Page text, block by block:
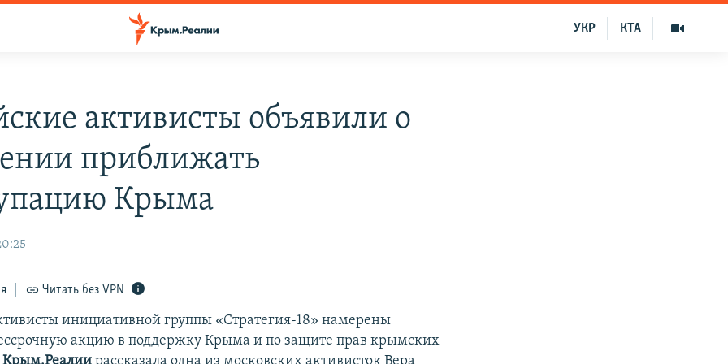
КТА
УКР
активисты объявили о
приближать
Крыма
Читать без VPN
инициативной группы «Стратегия-18» намерены
акцию в поддержку Крыма и по защите прав крымских